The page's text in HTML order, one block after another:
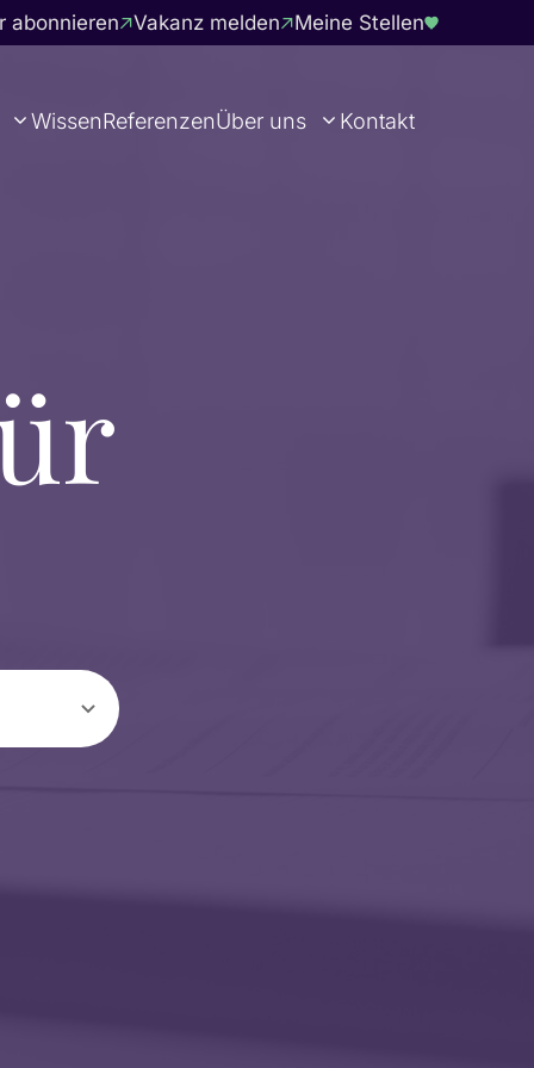
abonnieren Vakanz melden Meine Stellen
WissenReferenzenÜber uns Kontakt